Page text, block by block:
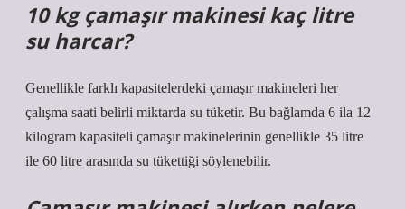
10 kg çamaşır makinesi kaç litre
su harcar?
Genellikle farklı kapasitelerdeki çamaşır makineleri her
çalışma saati belirli miktarda su tüketir. Bu bağlamda 6 ila 12
kilogram kapasiteli çamaşır makinelerinin genellikle 35 litre
ile 60 litre arasında su tükettiği söylenebilir.